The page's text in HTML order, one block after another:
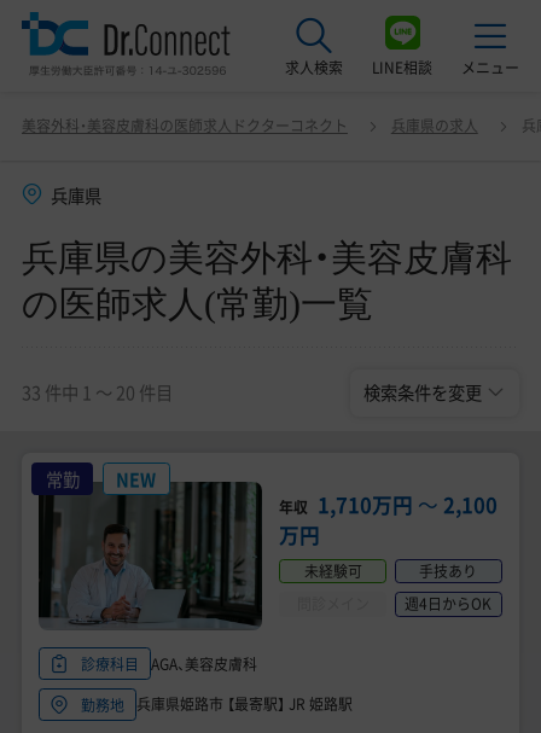
求人検索 LINE相談 メニュー
美容クリニック見学ご希望の方はこちら
サービス紹介
ドクターコネクトの強み
非常勤・アルバイト求人一覧
美容医療医師の転職お役立ちコンテンツ
美容クリニック見学・研修情報
美容外科・美容皮膚科の医師転職体験談
美容クリニックインタビュー
美容外科・美容皮膚科の医師求人ドクターコネクト 兵庫県の求人
兵庫県
兵庫県の美容外科・美容皮膚科
の医師求人(常勤)一覧
33 件中 1 〜 20 件目 検索条件を変更
兵庫県の美容外科・美容皮膚科の医師求人(常勤)一覧 変更
常勤 NEW
年収 1,710万円 〜 2,100
万円
未経験可
手技あり
週4日からOK
診療科目
AGA、美容皮膚科
勤務地
兵庫県姫路市 【最寄駅】 JR 姫路駅